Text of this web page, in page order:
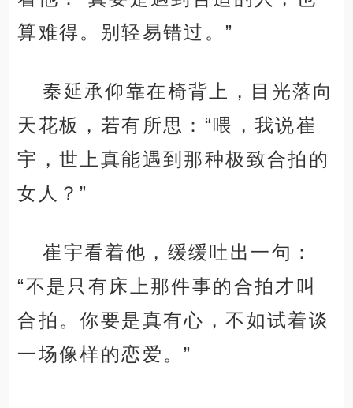
算难得。别轻易错过。”
秦延承仰靠在椅背上，目光落向
天花板，若有所思：“喂，我说崔
宇，世上真能遇到那种极致合拍的
女人？”
崔宇看着他，缓缓吐出一句：
“不是只有床上那件事的合拍才叫
合拍。你要是真有心，不如试着谈
一场像样的恋爱。”